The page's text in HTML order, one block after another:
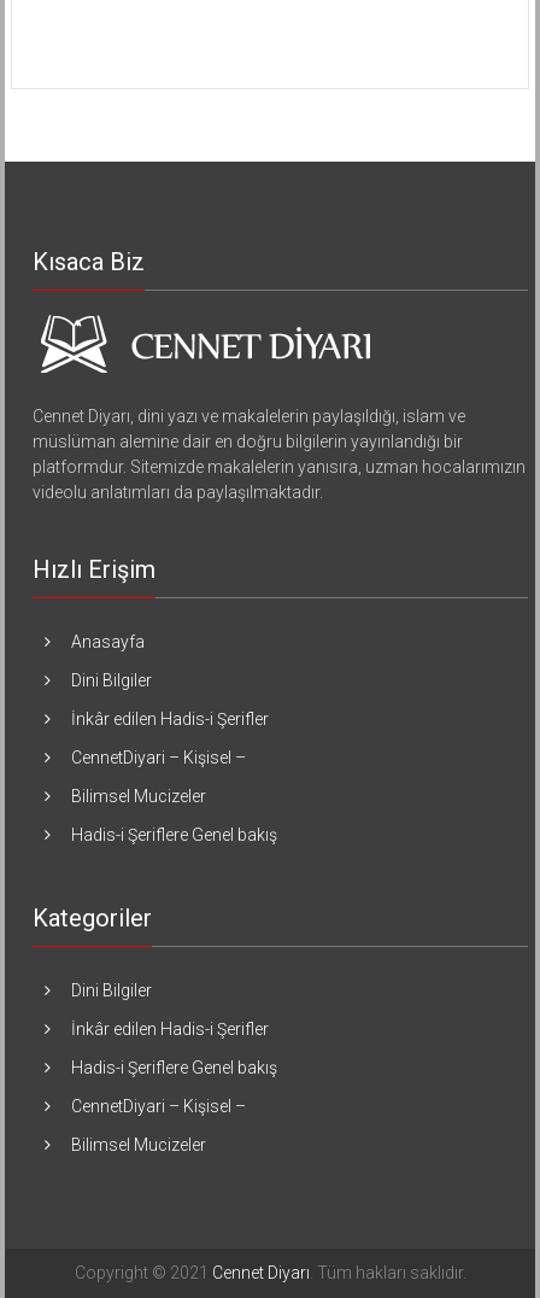
Kısaca Biz
Cennet Diyarı, dini yazı ve makalelerin paylaşıldığı, islam ve
müslüman alemine dair en doğru bilgilerin yayınlandığı bir
platformdur. Sitemizde makalelerin yanısıra, uzman hocalarımızın
videolu anlatımları da paylaşılmaktadır.
Hızlı Erişim
Anasayfa
Dini Bilgiler
İnkâr edilen Hadis-i Şerifler
CennetDiyari – Kişisel –
Bilimsel Mucizeler
Hadis-i Şeriflere Genel bakış
Kategoriler
Dini Bilgiler
İnkâr edilen Hadis-i Şerifler
Hadis-i Şeriflere Genel bakış
CennetDiyari – Kişisel –
Bilimsel Mucizeler
Copyright © 2021 Cennet Diyarı . Tüm hakları saklıdır.